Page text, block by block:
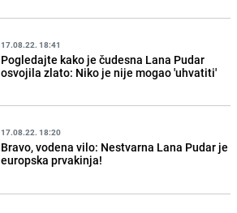
17.08.22. 18:41
Pogledajte kako je čudesna Lana Pudar
osvojila zlato: Niko je nije mogao 'uhvatiti'
17.08.22. 18:20
Bravo, vodena vilo: Nestvarna Lana Pudar je
europska prvakinja!